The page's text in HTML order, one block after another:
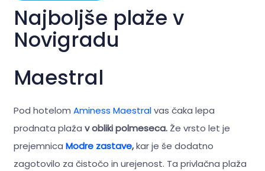
Najboljše plaže v
Novigradu
Maestral
Pod hotelom Aminess Maestralvas čaka lepa
prodnata plaža v obliki polmeseca.Že vrsto let je
prejemnica Modre zastave,kar je še dodatno
zagotovilo za čistočo in urejenost. Ta privlačna plaža